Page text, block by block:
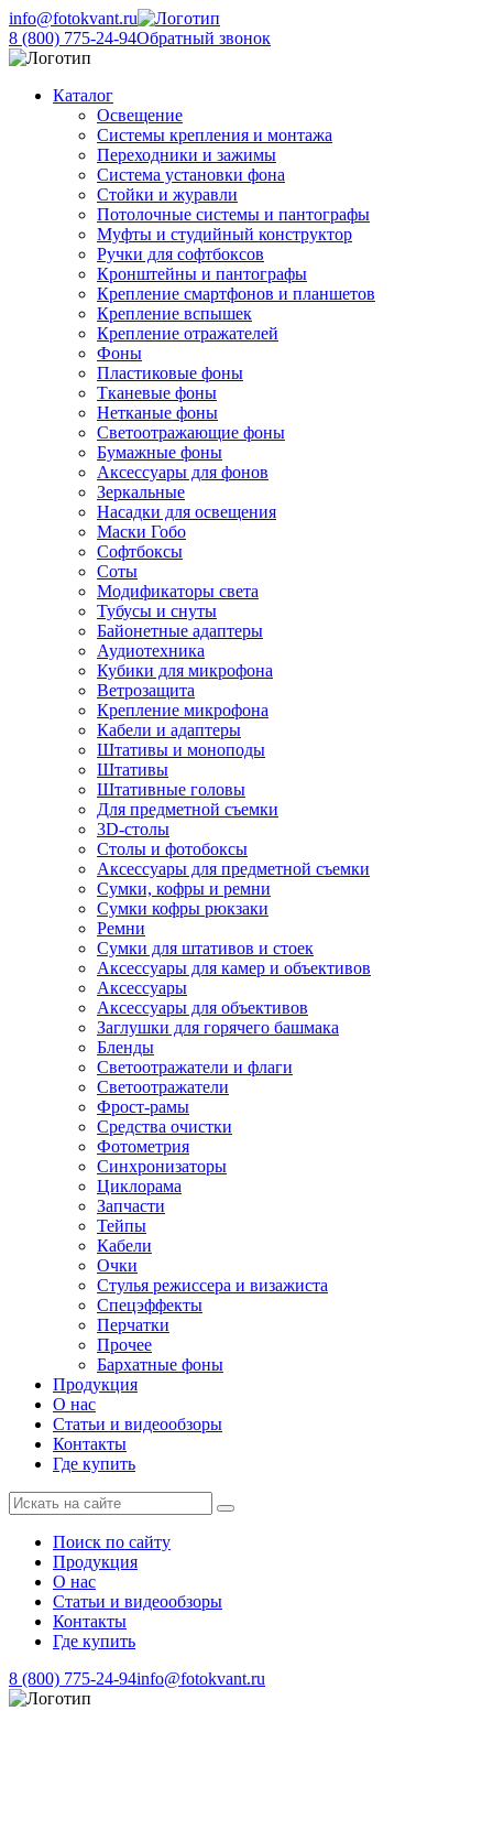
info@fotokvant.ru
8 (800) 775-24-94Обратный звонок
Каталог
Освещение
Системы крепления и монтажа
Переходники и зажимы
Система установки фона
Стойки и журавли
Потолочные системы и пантографы
Муфты и студийный конструктор
Ручки для софтбоксов
Кронштейны и пантографы
Крепление смартфонов и планшетов
Крепление вспышек
Крепление отражателей
Фоны
Пластиковые фоны
Тканевые фоны
Нетканые фоны
Светоотражающие фоны
Бумажные фоны
Аксессуары для фонов
Зеркальные
Насадки для освещения
Маски Гобо
Софтбоксы
Соты
Модификаторы света
Тубусы и снуты
Байонетные адаптеры
Аудиотехника
Кубики для микрофона
Ветрозащита
Крепление микрофона
Кабели и адаптеры
Штативы и моноподы
Штативы
Штативные головы
Для предметной съемки
3D-столы
Столы и фотобоксы
Аксессуары для предметной съемки
Сумки, кофры и ремни
Сумки кофры рюкзаки
Ремни
Сумки для штативов и стоек
Аксессуары для камер и объективов
Аксессуары
Аксессуары для объективов
Заглушки для горячего башмака
Бленды
Светоотражатели и флаги
Светоотражатели
Фрост-рамы
Средства очистки
Фотометрия
Синхронизаторы
Циклорама
Запчасти
Тейпы
Кабели
Очки
Стулья режиссера и визажиста
Спецэффекты
Перчатки
Прочее
Бархатные фоны
Продукция
О нас
Статьи и видеообзоры
Контакты
Где купить
Поиск по сайту
Продукция
О нас
Статьи и видеообзоры
Контакты
Где купить
8 (800) 775-24-94info@fotokvant.ru